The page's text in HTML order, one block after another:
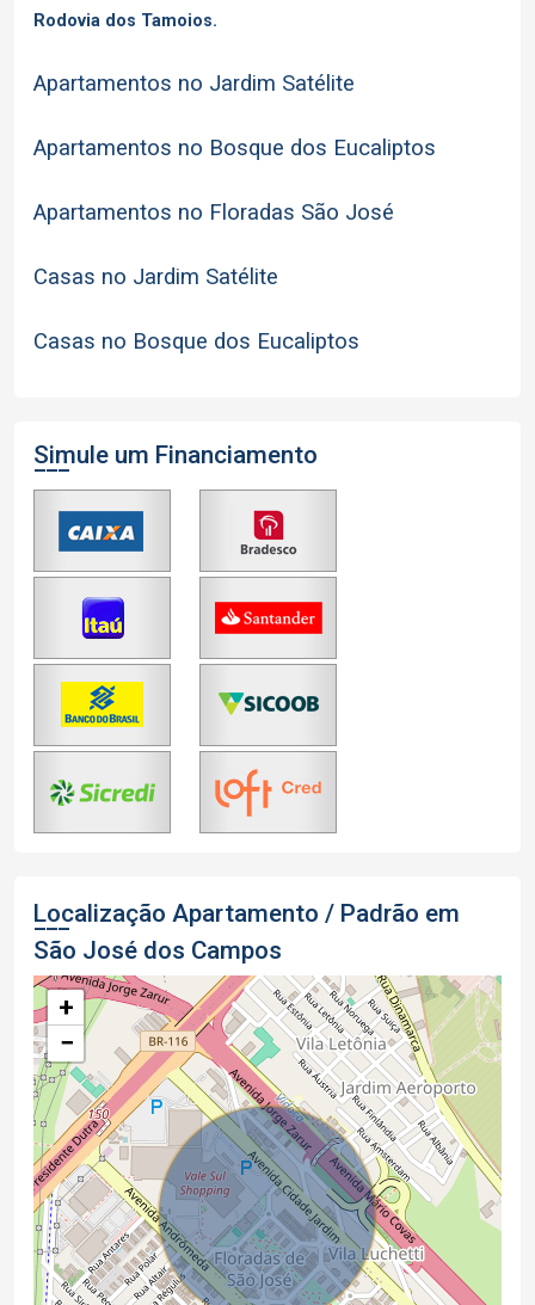
Rodovia dos Tamoios.
Apartamentos no Jardim Satélite
Apartamentos no Bosque dos Eucaliptos
Apartamentos no Floradas São José
Casas no Jardim Satélite
Casas no Bosque dos Eucaliptos
Simule um Financiamento
Localização Apartamento / Padrão em
São José dos Campos
+
−